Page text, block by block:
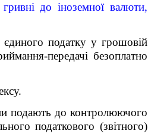
до іноземної валюти,
податку у грошовій
передачі безоплатно
подають до контролюючого
податкового (звітного)